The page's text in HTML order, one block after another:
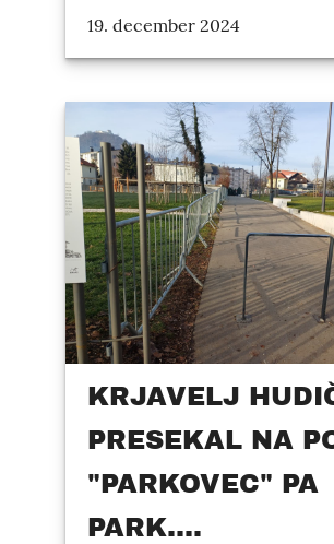
19. december 2024
KRJAVELJ
PRESEKAL NA
"PARKOVEC" PA
PARK....